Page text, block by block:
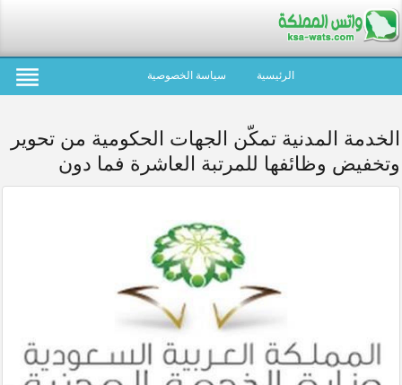
الرئيسية سياسة الخصوصية
الخدمة المدنية تمكّن الجهات الحكومية من تحوير
وتخفيض وظائفها للمرتبة العاشرة فما دون